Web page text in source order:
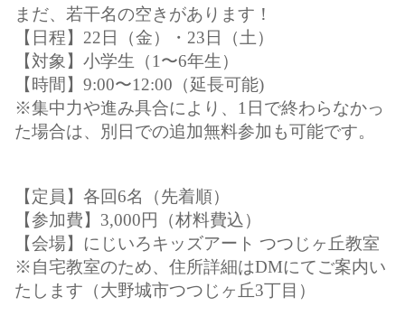
まだ、若干名の空きがあります！
【日程】22日（金）・23日（土）
【対象】小学生（1〜6年生）
【時間】9:00〜12:00（延長可能)
※集中力や進み具合により、1日で終わらなかっ
た場合は、別日での追加無料参加も可能です。
【定員】各回6名（先着順）
【参加費】3,000円（材料費込）
【会場】にじいろキッズアート つつじヶ丘教室
※自宅教室のため、住所詳細はDMにてご案内い
たします（大野城市つつじヶ丘3丁目）